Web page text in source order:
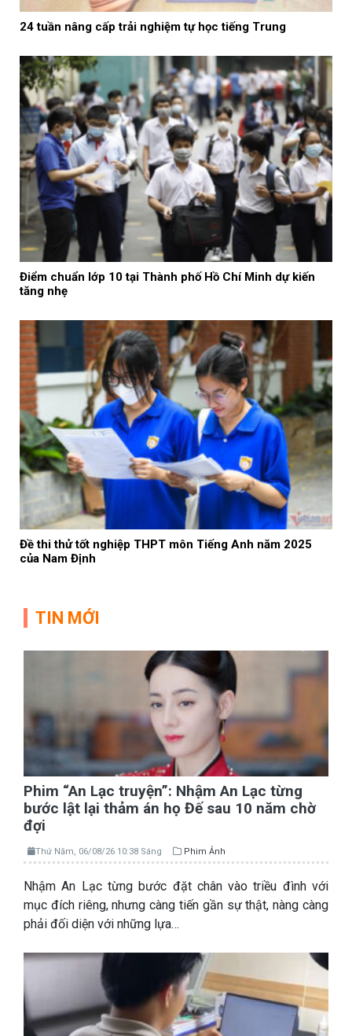
24 tuần nâng cấp trải nghiệm tự học tiếng Trung
Điểm chuẩn lớp 10 tại Thành phố Hồ Chí Minh dự kiến
tăng nhẹ
Đề thi thử tốt nghiệp THPT môn Tiếng Anh năm 2025
của Nam Định
TIN MỚI
Phim “An Lạc truyện”: Nhậm An Lạc từng
bước lật lại thảm án họ Đế sau 10 năm chờ
đợi
Thứ Năm, 06/08/26 10:38 Sáng Phim Ảnh
Nhậm An Lạc từng bước đặt chân vào triều đình với
mục đích riêng, nhưng càng tiến gần sự thật, nàng càng
phải đối diện với những lựa…